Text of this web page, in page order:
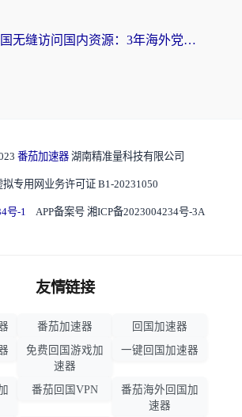
北美回国无缝访问国内资源：3年海外党亲测的加速器选择指南
番茄加速器 湖南精准量科技有限公司
拟专用网业务许可证 B1-20231050
号-1 APP备案号 湘ICP备2023004234号-3A
友情链接
番茄加速器
回国加速器
免费回国游戏加
速器
一键回国加速器
番茄回国VPN
番茄海外回国加
速器